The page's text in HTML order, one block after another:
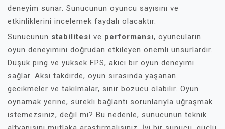
deneyim sunar. Sunucunun oyuncu sayısını ve
etkinliklerini incelemek faydalı olacaktır.
Sunucunun stabilitesi ve performansı, oyuncuların
oyun deneyimini doğrudan etkileyen önemli unsurlardır.
Düşük ping ve yüksek FPS, akıcı bir oyun deneyimi
sağlar. Aksi takdirde, oyun sırasında yaşanan
gecikmeler ve takılmalar, sinir bozucu olabilir. Oyun
oynamak yerine, sürekli bağlantı sorunlarıyla uğraşmak
istemezsiniz, değil mi? Bu nedenle, sunucunun teknik